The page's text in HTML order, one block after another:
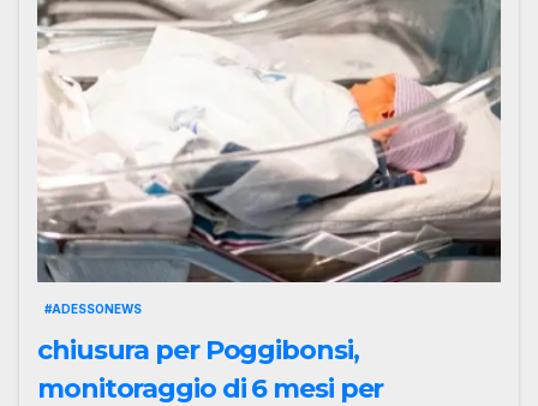
#ADESSONEWS
chiusura per Poggibonsi,
monitoraggio di 6 mesi per